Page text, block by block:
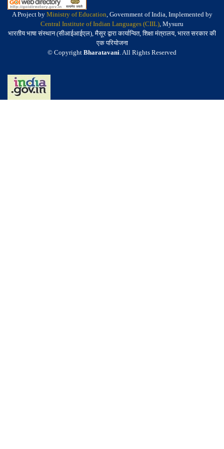
A Project by Ministry of Education, Government of India, Implemented by
Central Institute of Indian Languages (CIIL), Mysuru
भारतीय भाषा संस्थान (सीआईआईएल), मैसूर द्वारा कार्यान्वित, शिक्षा मंत्रालय, भारत सरकार की
एक परियोजना
© Copyright Bharatavani. All Rights Reserved